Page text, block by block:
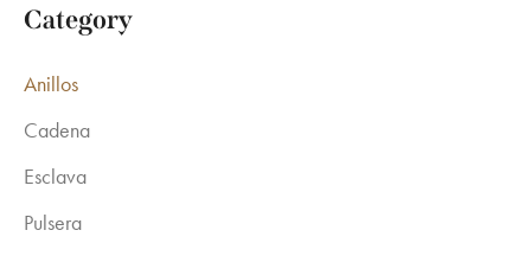
Category
Anillos
Cadena
Esclava
Pulsera